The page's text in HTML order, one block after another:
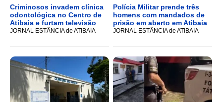
Criminosos invadem clínica
odontológica no Centro de
Atibaia e furtam televisão
JORNAL ESTÂNCIA de ATIBAIA
Polícia Militar prende três
homens com mandados de
prisão em aberto em Atibaia
JORNAL ESTÂNCIA de ATIBAIA